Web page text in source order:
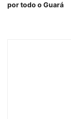
por todo o Guará